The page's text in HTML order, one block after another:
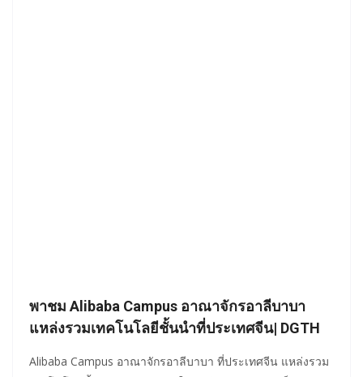
พาชม Alibaba Campus อาณาจักรอาลีบาบา
แหล่งรวมเทคโนโลยีชั้นนำที่ประเทศจีน| DGTH
Alibaba Campus อาณาจักรอาลีบาบา ที่ประเทศจีน แหล่งรวม